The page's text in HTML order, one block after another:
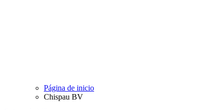
Página de inicio
Chispau BV